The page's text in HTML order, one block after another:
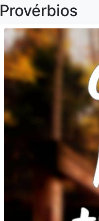
Provérbios